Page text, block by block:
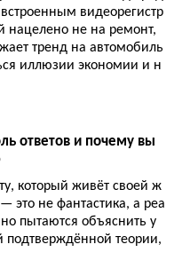
видеорегистр
нацелено не на ремонт,
тренд на автомобиль
иллюзии экономии и н
ответов и почему вы
который живёт своей ж
это не фантастика, а реа
пытаются объяснить у
подтверждённой теории,